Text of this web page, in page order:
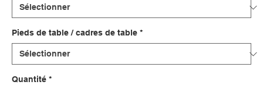
Pieds de table / cadres de table *
Quantité *